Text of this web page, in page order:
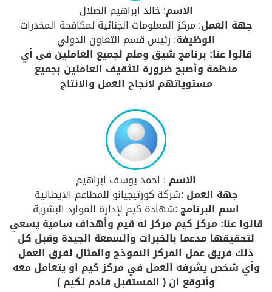
الاسم: خالد ابراهيم الصلال
جهة العمل: مركز المعلومات الجنائية لمكافحة المخدرات
الوظيفة: رئيس قسم التعاون الدولي
قالوا عنا: برنامج شيق وملم لجميع العاملين فى أي
منظمة وأصبح ضرورة لتثقيف العاملين بجميع
مستوياتهم لانجاح العمل والانتاج
الاسم : احمد يوسف ابراهيم
جهة العمل :شركة كورتيجيانو للمطاعم الايطالية
اسم البرنامج:شهادة كيم لإدارة الموارد البشرية
قالوا عنا: مركز كيم مركز له قيم وأهداف سامية يسعي
لتحقيقها مدعما بالخبرات والسمعة الجيدة وقبل كل
ذلك فريق عمل المركز النموذج والمثال لفرق العمل
وأي شخص يشرفه العمل في مركز كيم او يتعامل معه
وأتوقع ان ( المستقبل قادم لكيم )